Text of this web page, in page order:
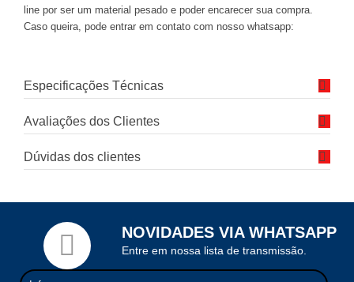
line por ser um material pesado e poder encarecer sua compra.
Caso queira, pode entrar em contato com nosso whatsapp:
Especificações Técnicas
Avaliações dos Clientes
Dúvidas dos clientes
NOVIDADES VIA WHATSAPP
Entre em nossa lista de transmissão.